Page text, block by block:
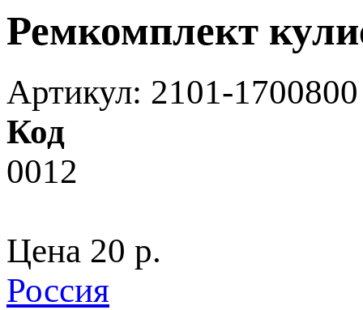
Ремкомплект
Артикул: 2101-1700800
Код
0012
Цена 20 p.
Россия